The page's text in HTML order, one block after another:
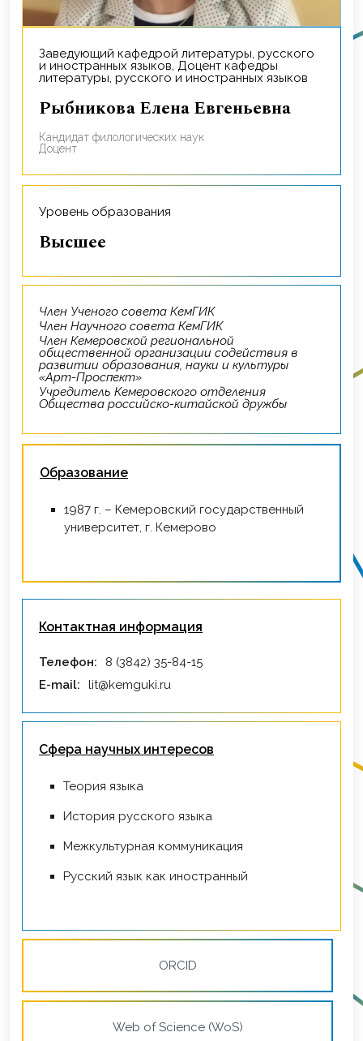
Заведующий кафедрой литературы, русского
и иностранных языков, Доцент кафедры
литературы, русского и иностранных языков
Рыбникова Елена Евгеньевна
Кандидат филологических наук
Доцент
Уровень образования
Высшее
Член Ученого совета КемГИК
Член Научного совета КемГИК
Член Кемеровской региональной
общественной организации содействия в
развитии образования, науки и культуры
«Арт-Проспект»
Учредитель Кемеровского отделения
Общества российско-китайской дружбы
Образование
1987 г. – Кемеровский государственный
университет, г. Кемерово
Контактная информация
Телефон:
8 (3842) 35-84-15
E-mail:
lit@kemguki.ru
Сфера научных интересов
Теория языка
История русского языка
Межкультурная коммуникация
Русский язык как иностранный
ORCID
Web of Science (WoS)